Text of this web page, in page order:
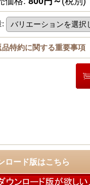
:
品特約に関する重要事項
ロード版はこちら